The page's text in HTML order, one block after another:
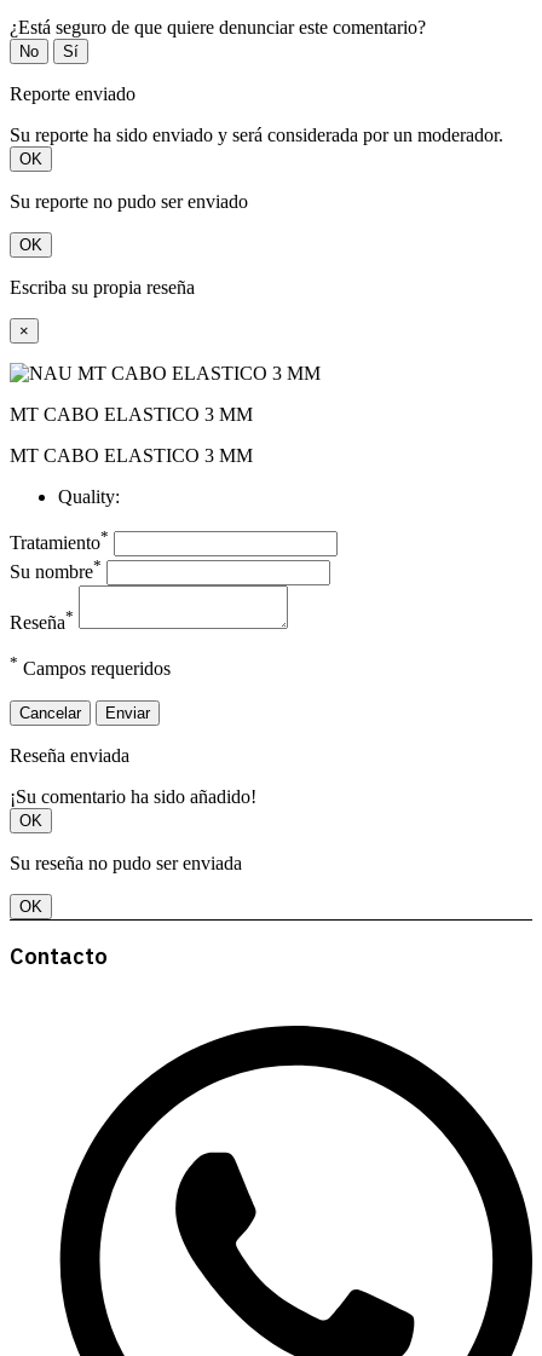
¿Está seguro de que quiere denunciar este comentario?
No Sí
Reporte enviado
Su reporte ha sido enviado y será considerada por un moderador.
OK
Su reporte no pudo ser enviado
OK
Escriba su propia reseña
×
MT CABO ELASTICO 3 MM
MT CABO ELASTICO 3 MM
Quality:
Tratamiento*
Su nombre*
Reseña*
* Campos requeridos
Cancelar Enviar
Reseña enviada
¡Su comentario ha sido añadido!
OK
Su reseña no pudo ser enviada
OK
Contacto